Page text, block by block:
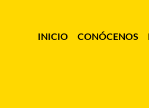
INICIO CONÓCENOS